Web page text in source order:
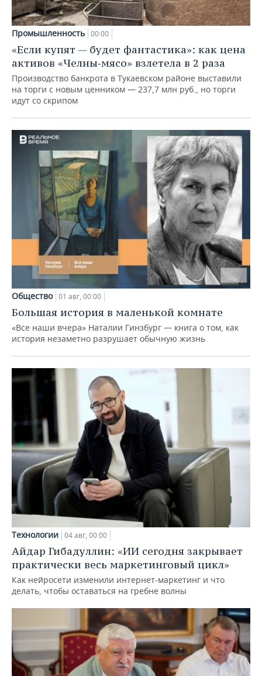
Промышленность 00:00
«Если купят — будет фантастика»: как цена
активов «Челны‑мясо» взлетела в 2 раза
Производство банкрота в Тукаевском районе выставили
на торги с новым ценником — 237,7 млн руб., но торги
идут со скрипом
Общество 01 авг, 00:00
Большая история в маленькой комнате
«Все наши вчера» Наталии Гинзбург — книга о том, как
история незаметно разрушает обычную жизнь
Технологии 04 авг, 00:00
Айдар Гибадуллин: «ИИ сегодня закрывает
практически весь маркетинговый цикл»
Как нейросети изменили интернет-маркетинг и что
делать, чтобы оставаться на гребне волны